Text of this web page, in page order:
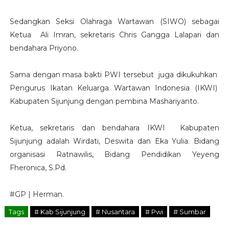
Sedangkan Seksi Olahraga Wartawan (SIWO) sebagai
Ketua Ali Imran, sekretaris Chris Gangga Lalapari dan
bendahara Priyono.
Sama dengan masa bakti PWI tersebut juga dikukuhkan
Pengurus Ikatan Keluarga Wartawan Indonesia (IKWI)
Kabupaten Sijunjung dengan pembina Mashariyanto.
Ketua, sekretaris dan bendahara IKWI Kabupaten
Sijunjung adalah Wirdati, Deswita dan Eka Yulia. Bidang
organisasi Ratnawilis, Bidang Pendidikan Yeyeng
Fheronica, S.Pd.
#GP | Herman.
Tags # Kab Sijunjung # Nusantara # Pwi # Sumbar